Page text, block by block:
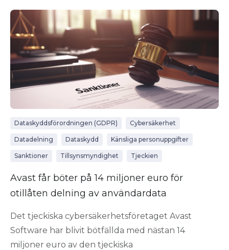
Dataskyddsförordningen (GDPR) Cybersäkerhet
Datadelning Dataskydd Känsliga personuppgifter
Sanktioner Tillsynsmyndighet Tjeckien
Avast får böter på 14 miljoner euro för
otillåten delning av användardata
Det tjeckiska cybersäkerhetsföretaget Avast
Software har blivit bötfällda med nästan 14
miljoner euro av den tjeckiska